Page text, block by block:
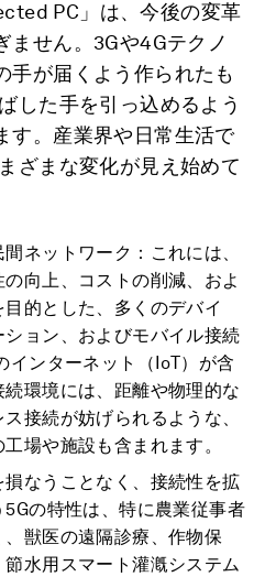
PC」は、今後の変革
ません。3Gや4Gテクノ
手が届くよう作られたも
した手を引っ込めるよう
す。産業界や日常生活で
ざまな変化が見え始めて
ネットワーク：これには、
向上、コストの削減、およ
的とした、多くのデバイ
ョン、およびモバイル接続
インターネット（IoT）が含
環境には、距離や物理的な
接続が妨げられるような、
場や施設も含まれます。
なうことなく、接続性を拡
の特性は、特に農業従事者
獣医の遠隔診療、作物保
水用スマート灌漑システム